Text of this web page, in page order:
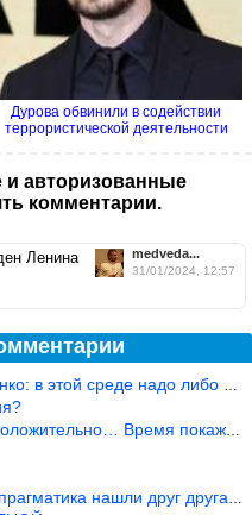
Дурова обвинили в содействии
террористической деятельности
и авторизованные
комментарии.
medveda...
31/01/2024, 12:57
Ленина
среде надо либо иметь зубы
Время покажет, что буде
нашли друг друга и «остепен